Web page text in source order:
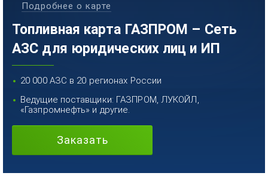
Топливная карта ГАЗПРОМ – Сеть
АЗС для юридических лиц и ИП
20 000 АЗС в 20 регионах России
Ведущие поставщики: ГАЗПРОМ, ЛУКОЙЛ,
«Газпромнефть» и другие.
Заказать
Подробнее о карте